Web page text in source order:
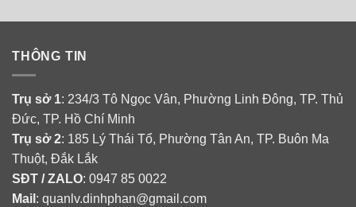
THÔNG TIN
Trụ sở 1: 234/3 Tô Ngọc Vân, Phường Linh Đông, TP. Thủ
Đức, TP. Hồ Chí Minh
Trụ sở 2: 185 Lý Thái Tổ, Phường Tân An, TP. Buôn Ma
Thuột, Đắk Lắk
SĐT / ZALO: 0947 85 0022
Mail : quanlv.dinhphan@gmail.com